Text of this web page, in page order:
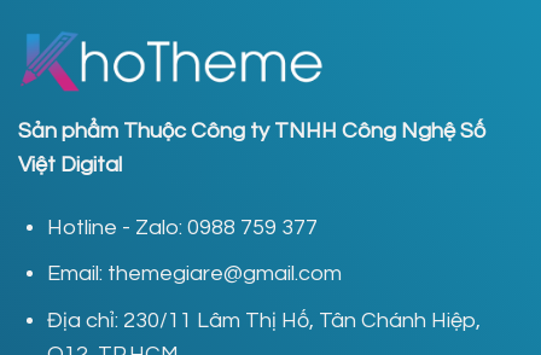
Sản phẩm Thuộc Công ty TNHH Công Nghệ Số
Việt Digital
Hotline - Zalo: 0988 759 377
Email: themegiare@gmail.com
Địa chỉ: 230/11 Lâm Thị Hố, Tân Chánh Hiệp,